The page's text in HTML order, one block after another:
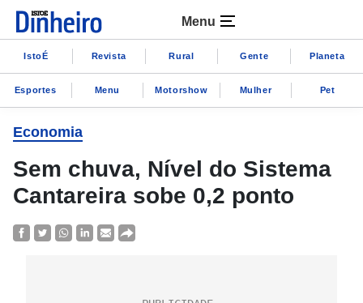
Menu
IstoÉ Revista Rural Gente Planeta
Esportes Menu Motorshow Mulher Pet
Economia
Sem chuva, Nível do Sistema
Cantareira sobe 0,2 ponto